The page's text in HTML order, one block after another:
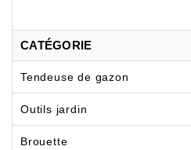
CATÉGORIE
Tendeuse de gazon
Outils jardin
Brouette